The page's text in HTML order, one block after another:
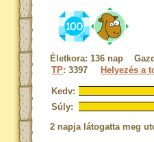
Életkora: 136 nap
TP: 3397 Helyezés a
Kedv:
Súly:
2 napja látogatta meg